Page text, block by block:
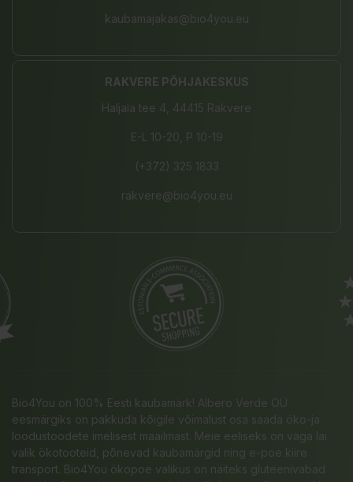
kaubamajakas@bio4you.eu
RAKVERE PÕHJAKESKUS
Haljala tee 4, 44415 Rakvere
E-L 10-20, P 10-19
(+372) 325 1833
rakvere@bio4you.eu
Bio4You on 100% Eesti kaubamärk! Albero Verde OÜ
eesmärgiks on pakkuda kõigile võimalust osa saada öko-ja
loodustoodete imelisest maailmast. Meie eeliseks on väga lai
valik ökotooteid, põnevad kaubamärgid ning e-poe kiire
transport. Bio4You ökopoe valikus on näiteks gluteenivabad